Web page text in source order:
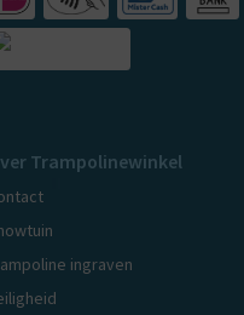
Trampolinewinkel
ingraven